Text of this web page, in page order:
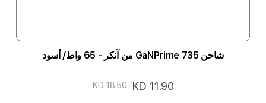
شاحن 735 GaNPrime من آنكر - 65 واط/ أسود
السعر
KD 11.90
KD 18.50